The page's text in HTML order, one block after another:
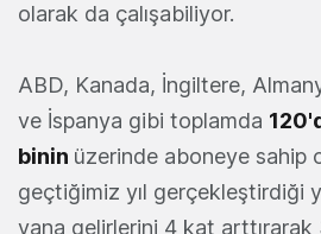
olarak da çalışabiliyor.
ABD, Kanada, İngiltere,
ve İspanya gibi toplamda
binin üzerinde aboneye sahip
geçtiğimiz yıl gerçekleştirdiği
yana gelirlerini 4 kat